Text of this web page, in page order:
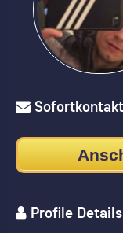
Sofortkontakt
Profile Details